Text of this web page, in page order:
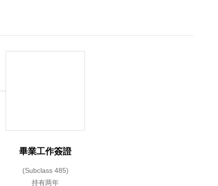
畢業工作簽證
(Subclass 485)
持有两年